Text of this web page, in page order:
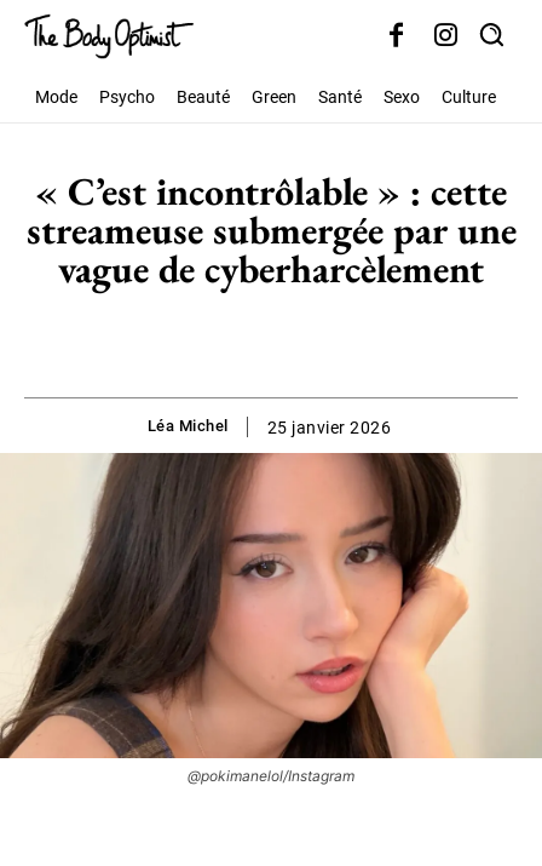
Mode Psycho Beauté Green Santé Sexo Culture
« C’est incontrôlable » : cette
streameuse submergée par une
vague de cyberharcèlement
Léa Michel 25 janvier 2026
@pokimanelol/Instagram